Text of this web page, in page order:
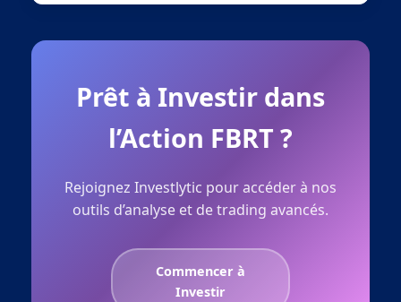
Prêt à Investir dans
l’Action FBRT ?
Rejoignez Investlytic pour accéder à nos
outils d’analyse et de trading avancés.
Commencer à
Investir